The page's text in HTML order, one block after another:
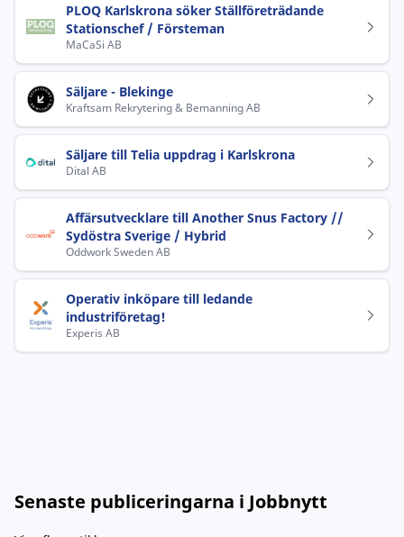
PLOQ Karlskrona söker Ställföreträdande
Stationschef / Försteman
MaCaSi AB
Säljare - Blekinge
Kraftsam Rekrytering & Bemanning AB
Säljare till Telia uppdrag i Karlskrona
Dital AB
Affärsutvecklare till Another Snus Factory //
Sydöstra Sverige / Hybrid
Oddwork Sweden AB
Operativ inköpare till ledande
industriföretag!
Experis AB
Senaste publiceringarna i Jobbnytt